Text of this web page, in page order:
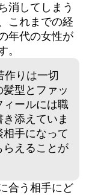
消してしまう
これまでの経
年代の女性が
。
作りは一切
型とファッ
ィールには職
添えていま
手になって
らえることが
合う相手にど